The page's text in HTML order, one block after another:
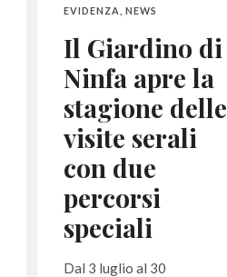
EVIDENZA
NEWS
Il Giardino di
Ninfa apre la
stagione delle
visite serali
con due
percorsi
speciali
Dal 3 luglio al 30